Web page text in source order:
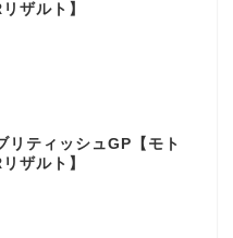
ザルト】
リティッシュGP【モト
ザルト】